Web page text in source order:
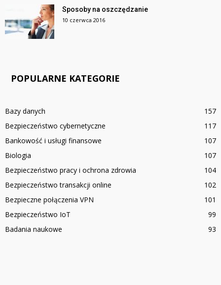
Sposoby na oszczędzanie
10 czerwca 2016
POPULARNE KATEGORIE
Bazy danych
157
Bezpieczeństwo cybernetyczne
117
Bankowość i usługi finansowe
107
Biologia
107
Bezpieczeństwo pracy i ochrona zdrowia
104
Bezpieczeństwo transakcji online
102
Bezpieczne połączenia VPN
101
Bezpieczeństwo IoT
99
Badania naukowe
93